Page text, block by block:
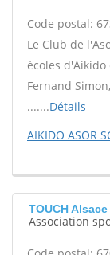
Code postal:
Le Club de
écoles
Fernand
.......Détails
AIKIDO ASOR
TOUCH Alsace
Association